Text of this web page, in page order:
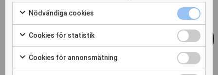
Nödvändiga cookies
Markera
för
samtycka
till
användning
Nödvändiga
cookies
kryssruta
Cookies för statistik
Markera
för
samtycka
Cookies
för
statistik
kryssruta
Cookies för annonsmätning
Markera
Cookies
för